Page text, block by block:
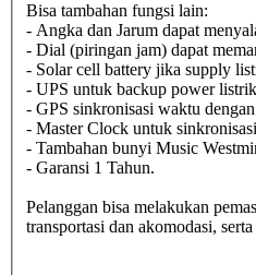
Bisa tambahan fungsi lain:
- Angka dan Jarum dapat
- Dial (piringan jam) dapat
- Solar cell battery jika supply
- UPS untuk backup power listrik
- GPS sinkronisasi waktu
- Master Clock untuk
- Tambahan bunyi Music
- Garansi 1 Tahun.
Pelanggan bisa melakukan
transportasi dan akomodasi,